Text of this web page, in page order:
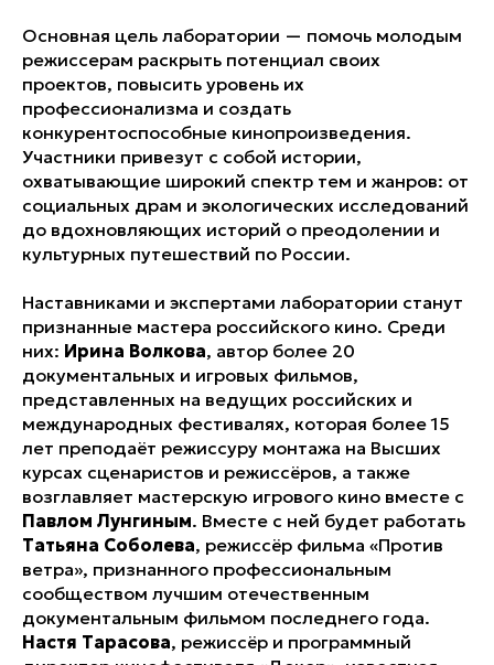
Основная цель лаборатории — помочь молодым
режиссерам раскрыть потенциал своих
проектов, повысить уровень их
профессионализма и создать
конкурентоспособные кинопроизведения.
Участники привезут с собой истории,
охватывающие широкий спектр тем и жанров: от
социальных драм и экологических исследований
до вдохновляющих историй о преодолении и
культурных путешествий по России.
Наставниками и экспертами лаборатории станут
признанные мастера российского кино. Среди
них: Ирина Волкова, автор более 20
документальных и игровых фильмов,
представленных на ведущих российских и
международных фестивалях, которая более 15
лет преподаёт режиссуру монтажа на Высших
курсах сценаристов и режиссёров, а также
возглавляет мастерскую игрового кино вместе с
Павлом Лунгиным. Вместе с ней будет работать
Татьяна Соболева, режиссёр фильма «Против
ветра», признанного профессиональным
сообществом лучшим отечественным
документальным фильмом последнего года.
Настя Тарасова, режиссёр и программный